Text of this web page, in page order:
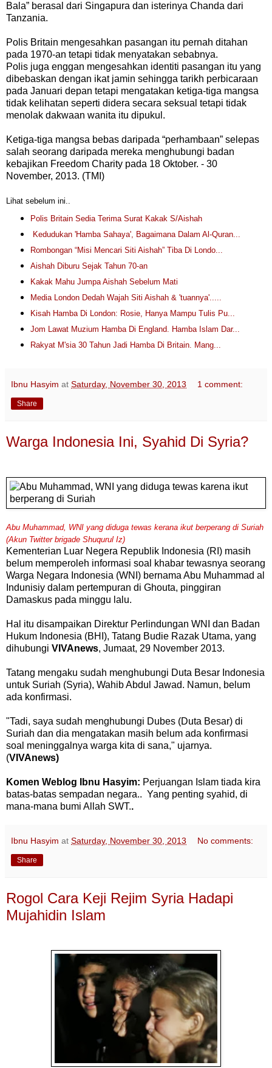
Bala” berasal dari Singapura dan isterinya Chanda dari
Tanzania.
Polis Britain mengesahkan pasangan itu pernah ditahan
pada 1970-an tetapi tidak menyatakan sebabnya.
Polis juga enggan mengesahkan identiti pasangan itu yang
dibebaskan dengan ikat jamin sehingga tarikh perbicaraan
pada Januari depan tetapi mengatakan ketiga-tiga mangsa
tidak kelihatan seperti didera secara seksual tetapi tidak
menolak dakwaan wanita itu dipukul.
Ketiga-tiga mangsa bebas daripada “perhambaan” selepas
salah seorang daripada mereka menghubungi badan
kebajikan Freedom Charity pada 18 Oktober. - 30
November, 2013. (TMI)
Lihat sebelum ini..
Polis Britain Sedia Terima Surat Kakak S/Aishah
Kedudukan 'Hamba Sahaya', Bagaimana Dalam Al-Quran...
Rombongan “Misi Mencari Siti Aishah” Tiba Di Londo...
Aishah Diburu Sejak Tahun 70-an
Kakak Mahu Jumpa Aishah Sebelum Mati
Media London Dedah Wajah Siti Aishah & 'tuannya'.....
Kisah Hamba Di London: Rosie, Hanya Mampu Tulis Pu...
Jom Lawat Muzium Hamba Di England. Hamba Islam Dar...
Rakyat M'sia 30 Tahun Jadi Hamba Di Britain. Mang...
Ibnu Hasyim at Saturday, November 30, 2013 1 comment:
Share
Warga Indonesia Ini, Syahid Di Syria?
Abu Muhammad, WNI yang diduga tewas kerana ikut berperang di Suriah
(Akun Twitter brigade Shuqurul Iz)
Kementerian Luar Negera Republik Indonesia (RI) masih
belum memperoleh informasi soal khabar tewasnya seorang
Warga Negara Indonesia (WNI) bernama Abu Muhammad al
Indunisiy dalam pertempuran di Ghouta, pinggiran
Damaskus pada minggu lalu.
Hal itu disampaikan Direktur Perlindungan WNI dan Badan
Hukum Indonesia (BHI), Tatang Budie Razak Utama, yang
dihubungi VIVAnews, Jumaat, 29 November 2013.
Tatang mengaku sudah menghubungi Duta Besar Indonesia
untuk Suriah (Syria), Wahib Abdul Jawad. Namun, belum
ada konfirmasi.
"Tadi, saya sudah menghubungi Dubes (Duta Besar) di
Suriah dan dia mengatakan masih belum ada konfirmasi
soal meninggalnya warga kita di sana," ujarnya.
(VIVAnews)
Komen Weblog Ibnu Hasyim: Perjuangan Islam tiada kira
batas-batas sempadan negara.. Yang penting syahid, di
mana-mana bumi Allah SWT..
Ibnu Hasyim at Saturday, November 30, 2013 No comments:
Share
Rogol Cara Keji Rejim Syria Hadapi
Mujahidin Islam